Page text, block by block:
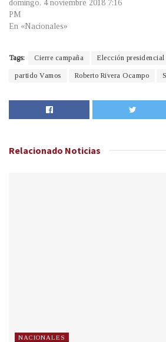
domingo, 4 noviembre 2018 7:16
PM
En «Nacionales»
Tags: Cierre campaña Elección presidencial
partido Vamos Roberto Rivera Ocampo
Relacionado Noticias
NACIONALES